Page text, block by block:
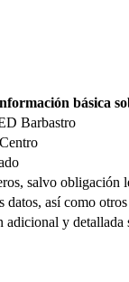
básica
Barbastro
salvo obligación
datos, así como
adicional y detallada